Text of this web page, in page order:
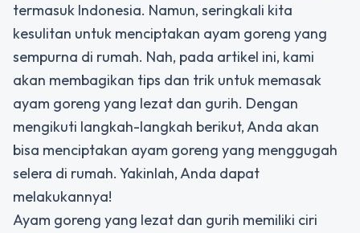
termasuk Indonesia. Namun, seringkali kita
kesulitan untuk menciptakan ayam goreng yang
sempurna di rumah. Nah, pada artikel ini, kami
akan membagikan tips dan trik untuk memasak
ayam goreng yang lezat dan gurih. Dengan
mengikuti langkah-langkah berikut, Anda akan
bisa menciptakan ayam goreng yang menggugah
selera di rumah. Yakinlah, Anda dapat
melakukannya!
Ayam goreng yang lezat dan gurih memiliki ciri